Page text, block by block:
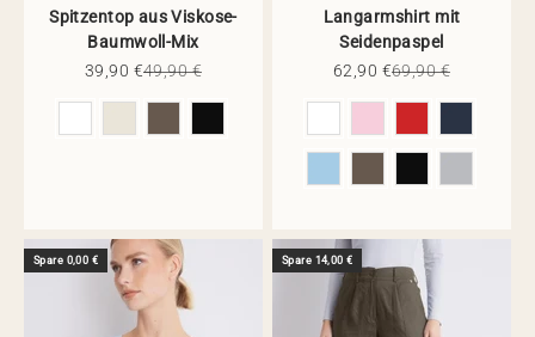
Spitzentop aus Viskose-
Baumwoll-Mix
Angebot
39,90 €Regulärer Preis
49,90 €
Langarmshirt mit
Seidenpaspel
Angebot
62,90 €Regulärer Preis
69,90 €
Spare 0,00 € Spare 14,00 €